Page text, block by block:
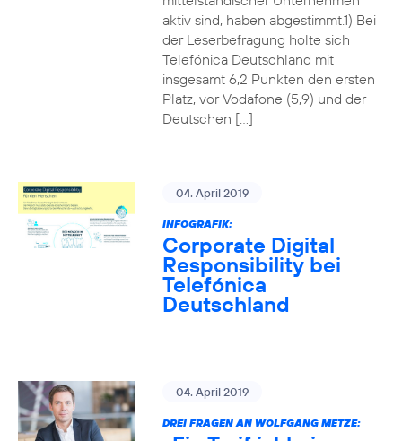
aktiv sind, haben abgestimmt.1) Bei
der Leserbefragung holte sich
Telefónica Deutschland mit
insgesamt 6,2 Punkten den ersten
Platz, vor Vodafone (5,9) und der
Deutschen […]
04. April 2019
INFOGRAFIK:
Corporate Digital
Responsibility bei
Telefónica
Deutschland
04. April 2019
DREI FRAGEN AN WOLFGANG METZE: